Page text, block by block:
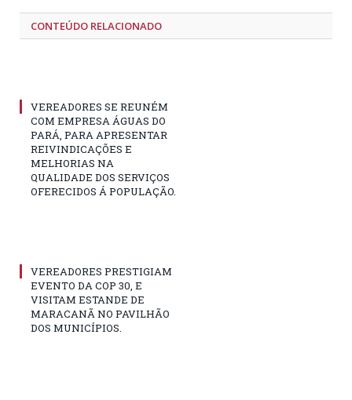
CONTEÚDO RELACIONADO
VEREADORES SE REUNÉM
COM EMPRESA ÁGUAS DO
PARÁ, PARA APRESENTAR
REIVINDICAÇÕES E
MELHORIAS NA
QUALIDADE DOS SERVIÇOS
OFERECIDOS Á POPULAÇÃO.
VEREADORES PRESTIGIAM
EVENTO DA COP 30, E
VISITAM ESTANDE DE
MARACANÃ NO PAVILHÃO
DOS MUNICÍPIOS.